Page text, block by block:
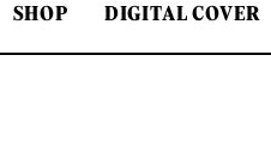
SHOP DIGITAL COVER